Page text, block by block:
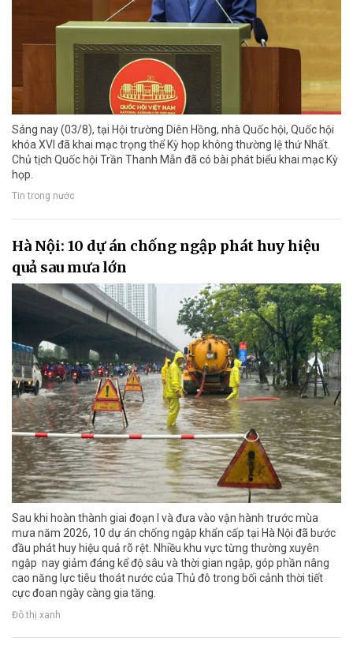
Sáng nay (03/8), tại Hội trường Diên Hồng, nhà Quốc hội, Quốc hội
khóa XVI đã khai mạc trọng thể Kỳ họp không thường lệ thứ Nhất.
Chủ tịch Quốc hội Trần Thanh Mẫn đã có bài phát biểu khai mạc Kỳ
họp.
Tin trong nước
Hà Nội: 10 dự án chống ngập phát huy hiệu
quả sau mưa lớn
Sau khi hoàn thành giai đoạn I và đưa vào vận hành trước mùa
mưa năm 2026, 10 dự án chống ngập khẩn cấp tại Hà Nội đã bước
đầu phát huy hiệu quả rõ rệt. Nhiều khu vực từng thường xuyên
ngập nay giảm đáng kể độ sâu và thời gian ngập, góp phần nâng
cao năng lực tiêu thoát nước của Thủ đô trong bối cảnh thời tiết
cực đoan ngày càng gia tăng.
Đô thị xanh